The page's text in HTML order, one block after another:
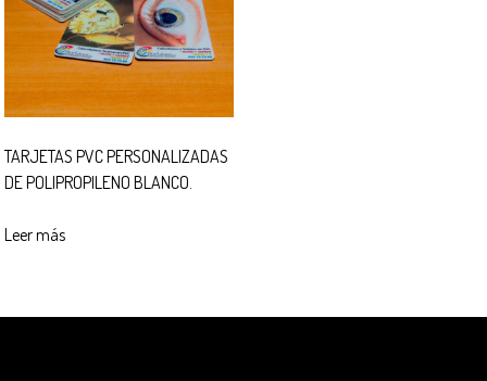
TARJETAS PVC PERSONALIZADAS
DE POLIPROPILENO BLANCO.
Leer más